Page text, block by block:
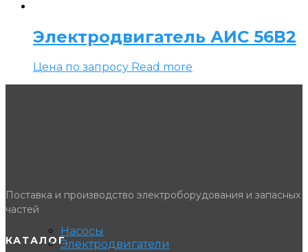
Насосы
Электродвигатели
Электродвигатель АИС 56В2
Цена по запросу Read more
Поставка и производство электроборудования и запасных
частей
КАТАЛОГ